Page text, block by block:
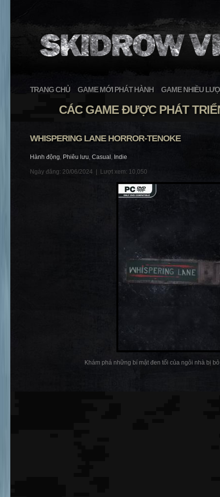
TRANG CHỦ GAME MỚI PHÁT HÀNH GAME NHIỀU
CÁC GAME ĐƯỢC PHÁT
WHISPERING LANE HORROR-TENOKE
Hành động, Phiêu lưu, Casual , Indie
Ngày đăng: 20/06/2024 | Lượt xem: 10,050
Khám phá những bí mật đen tối của ngôi nhà bị